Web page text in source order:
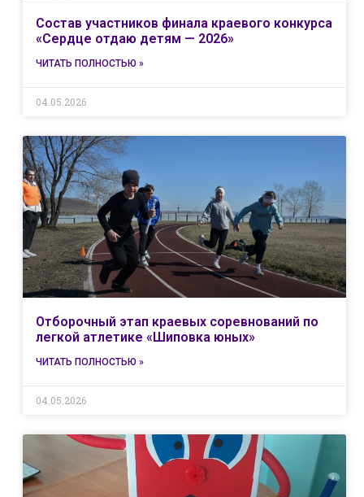
Состав участников финала краевого конкурса
«Сердце отдаю детям — 2026»
ЧИТАТЬ ПОЛНОСТЬЮ »
04.05.2026
Отборочный этап краевых соревнований по
легкой атлетике «Шиповка юных»
ЧИТАТЬ ПОЛНОСТЬЮ »
04.05.2026